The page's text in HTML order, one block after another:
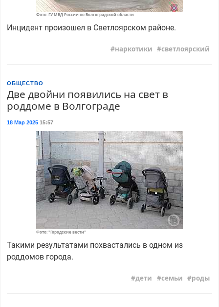
Фото: ГУ МВД России по Волгоградской области
Инцидент произошел в Светлоярском районе.
наркотики светлоярский
ОБЩЕСТВО
Две двойни появились на свет в
роддоме в Волгограде
18 Мар 202515:57
Фото: "Городские вести"
Такими результатами похвастались в одном из
роддомов города.
дети семьи роды